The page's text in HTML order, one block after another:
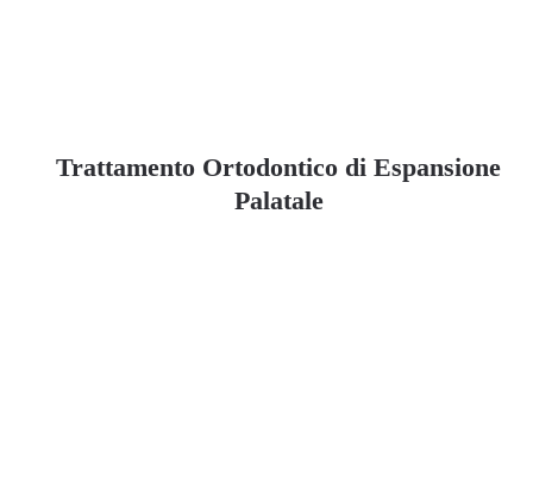
Trattamento Ortodontico di Espansione
Palatale